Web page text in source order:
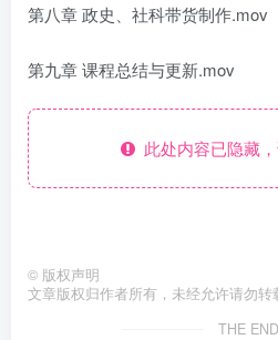
第八章 政史、社科带货制作.mov
第九章 课程总结与更新.mov
此处内容已隐藏
© 版权声明
文章版权归作者所有，未经允许请勿转
THE END